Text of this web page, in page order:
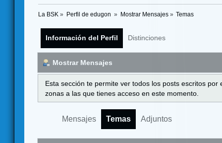
La BSK » Perfil de edugon » Mostrar Mensajes» Temas
Información del Perfil Distinciones
Mostrar Mensajes
Esta sección te permite ver todos los posts escritos
zonas a las que tienes acceso en este momento.
Mensajes Temas Adjuntos